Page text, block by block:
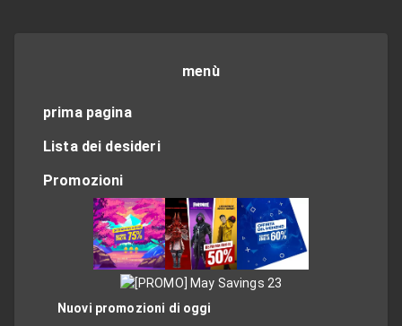
menù
prima pagina
Lista dei desideri
Promozioni
Nuovi promozioni di oggi